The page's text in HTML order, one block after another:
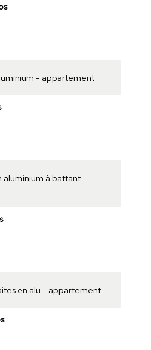
- appartement
à battant -
en alu - appartement